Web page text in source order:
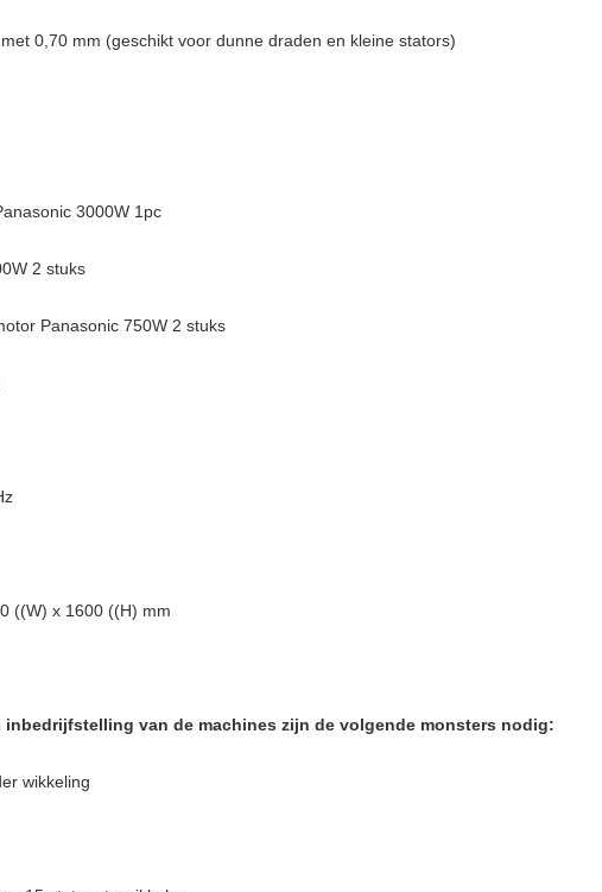
0,70 mm (geschikt voor dunne draden en kleine stators)
3000W 1pc
2 stuks
Panasonic 750W 2 stuks
((W) x 1600 ((H) mm
inbedrijfstelling van de machines zijn de volgende monsters nodig:
wikkeling